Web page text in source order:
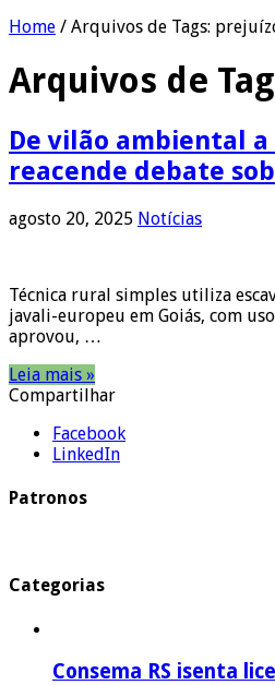
Home / Arquivos de Tags:
Arquivos de
De vilão ambiental
reacende debate
agosto 20, 2025 Notícias
Técnica rural simples utiliza
javali-europeu em Goiás, com
aprovou, …
Leia mais »
Compartilhar
Facebook
LinkedIn
Patronos
Categorias
Consema RS isenta